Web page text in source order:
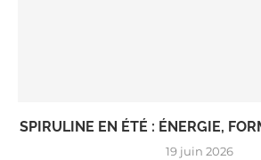
SPIRULINE EN ÉTÉ : ÉNERGIE,
19 juin 2026